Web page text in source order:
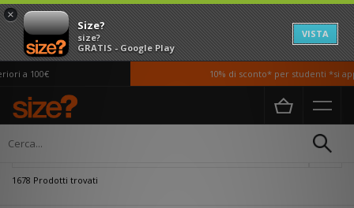
×
Size?
size?
GRATIS - Google Play
VISTA
10% di sconto* per studenti *si
Home Uomo
1678 Prodotti trovati